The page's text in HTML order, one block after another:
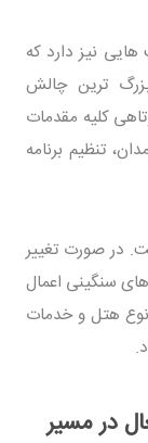
نیز دارد که
ترین چالش
کلیه مقدمات
تنظیم برنامه
در صورت تغییر
های سنگینی اعمال
هتل و خدمات
در مسیر